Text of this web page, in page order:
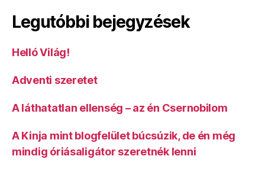
Legutóbbi bejegyzések
Helló Világ!
Adventi szeretet
A láthatatlan ellenség – az én Csernobilom
A Kinja mint blogfelület búcsúzik, de én még
mindig óriásaligátor szeretnék lenni